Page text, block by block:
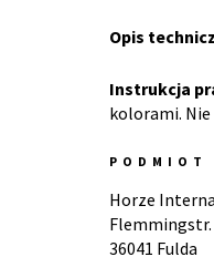
Opis
Instrukcja
kolorami. Nie
PODMIOT
Horze
Flemmingstr.
36041 Fulda